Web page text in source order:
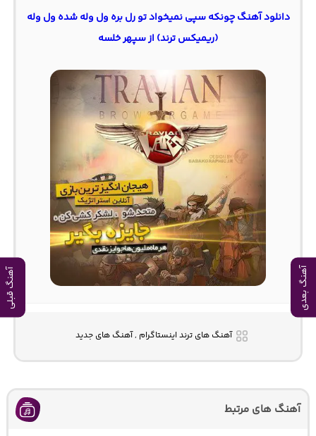
آهنگ بعدی آهنگ قبلی
دانلود آهنگ چونکه سپی نمیخواد تو رل بره ول وله شده ول وله
(ریمیکس ترند) از سپهر خلسه
آهنگ های ترند اینستاگرام , آهنگ های جدید
آهنگ های مرتبط